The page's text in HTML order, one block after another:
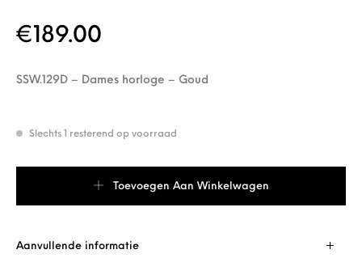
€ 189.00
SSW.129D – Dames horloge – Goud
Slechts 1 resterend op voorraad
Toevoegen Aan Winkelwagen
Aanvullende informatie